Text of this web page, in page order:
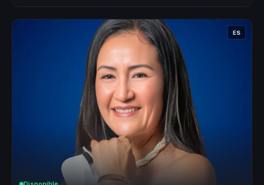
ES